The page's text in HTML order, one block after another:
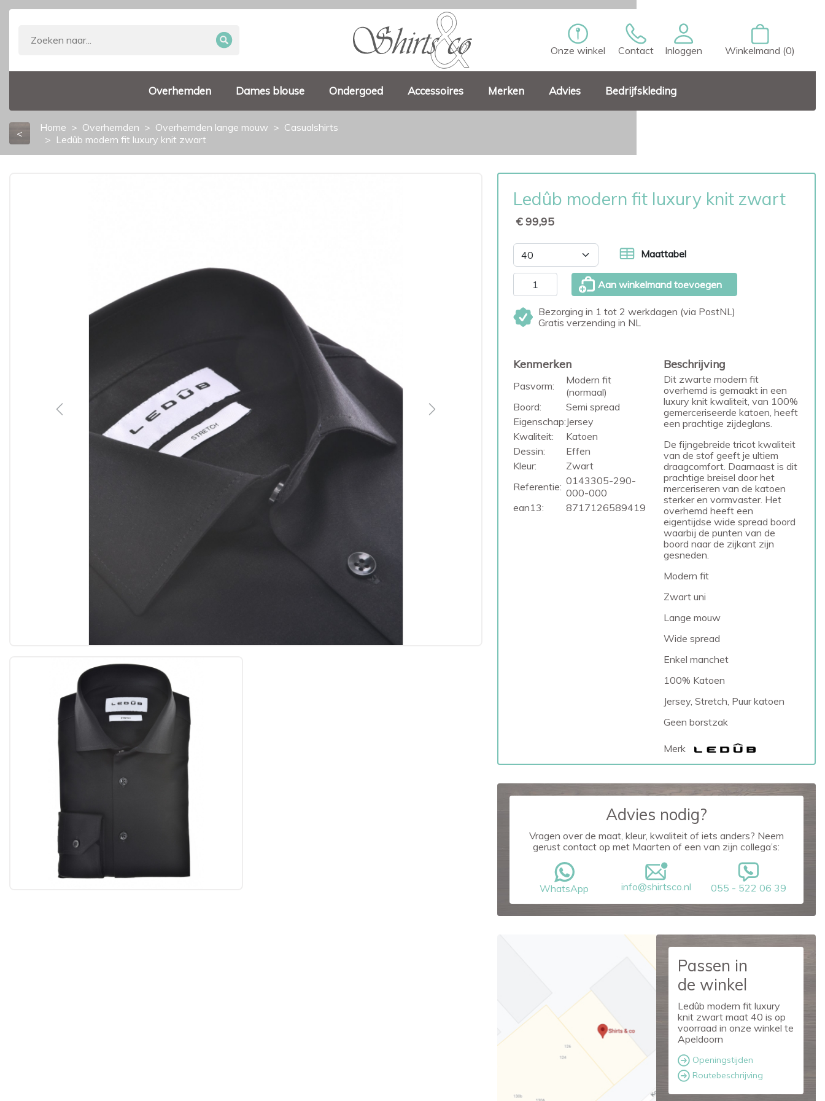
Onze winkel Contact Inloggen Winkelmand (0)
Overhemden Dames blouse Ondergoed Accessoires Merken Advies Bedrijfskleding
< Home Overhemden Overhemden lange mouw
Casualshirts
Ledûb modern fit luxury knit zwart
Previous Next
Ledûb modern fit luxury knit zwart
€ 99,95
Maattabel
Aan winkelmand toevoegen
Bezorging in 1 tot 2 werkdagen (via PostNL)
Gratis verzending in NL
Kenmerken
Pasvorm:
Modern fit
(normaal)
Boord:
Semi spread
Eigenschap:Jersey
Kwaliteit:
Katoen
Dessin:
Effen
Kleur:
Zwart
Referentie: 0143305-290-
000-000
ean13:
8717126589419
Beschrijving
Dit zwarte modern fit
overhemd is gemaakt in een
luxury knit kwaliteit, van 100%
gemerceriseerde katoen, heeft
een prachtige zijdeglans.
De fijngebreide tricot kwaliteit
van de stof geeft je ultiem
draagcomfort. Daarnaast is dit
prachtige breisel door het
merceriseren van de katoen
sterker en vormvaster. Het
overhemd heeft een
eigentijdse wide spread boord
waarbij de punten van de
boord naar de zijkant zijn
gesneden.
Modern fit
Zwart uni
Lange mouw
Wide spread
Enkel manchet
100% Katoen
Jersey, Stretch, Puur katoen
Geen borstzak
Merk
Advies nodig?
Vragen over de maat, kleur, kwaliteit of iets anders? Neem
gerust contact op met Maarten of een van zijn collega’s:
WhatsApp info@shirtsco.nl 055 - 522 06 39
Passen in
de winkel
Ledûb modern fit luxury
knit zwart maat 40 is op
voorraad in onze winkel te
Apeldoorn
Openingstijden
Routebeschrijving